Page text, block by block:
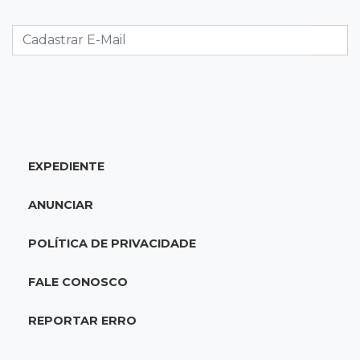
Carro atravessa avenida, destrói garagem e é
abandonado após acidente
Atletas de MS intensificam preparação para
motociclista que se filmava com celular
EXPEDIENTE
ANUNCIAR
POLÍTICA DE PRIVACIDADE
FALE CONOSCO
REPORTAR ERRO